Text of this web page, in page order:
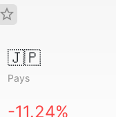
🇯🇵
Pays
-11.24%